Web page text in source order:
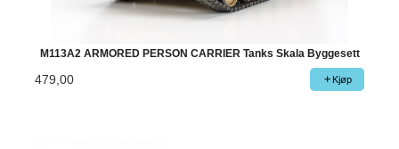
M113A2 ARMORED PERSON CARRIER Tanks Skala Byggesett
479,00 Kjøp